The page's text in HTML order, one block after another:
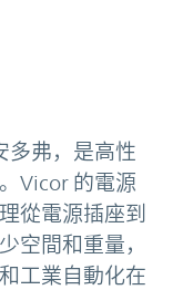
多弗，是高性
Vicor 的電源
從電源插座到
空間和重量，
工業自動化在